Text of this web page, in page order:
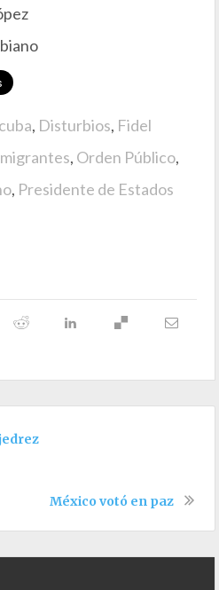
cuba, Disturbios, Fidel
, Orden Público,
, Presidente de Estados
México votó en paz